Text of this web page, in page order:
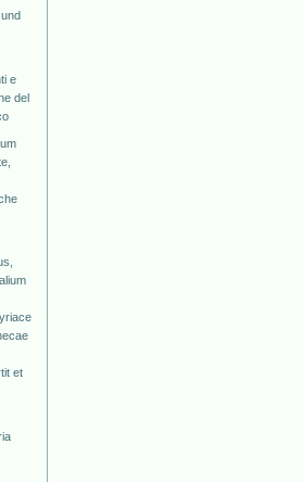
e
del
et